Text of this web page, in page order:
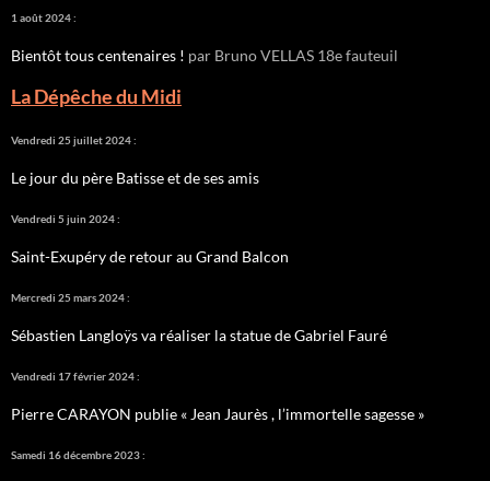
1 août 2024 :
Bientôt tous centenaires ! par Bruno VELLAS 18e fauteuil
La Dépêche du Midi
Vendredi 25 juillet 2024 :
Le jour du père Batisse et de ses amis
Vendredi 5 juin 2024 :
Saint-Exupéry de retour au Grand Balcon
Mercredi 25 mars 2024 :
Sébastien Langloÿs va réaliser la statue de Gabriel Fauré
Vendredi 17 février 2024 :
Pierre CARAYON publie « Jean Jaurès , l’immortelle sagesse »
Samedi 16 décembre 2023 :